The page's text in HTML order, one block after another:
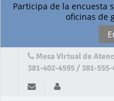
Participa de la encuesta
oficinas de
Mesa Virtual de
381-402-4595 / 381-555-